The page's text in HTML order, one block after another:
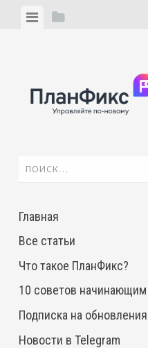
ViewView
Найти:
Главная
Все статьи
Что такое ПланФикс?
10 советов начинающим
Подписка на обновления
Новости в Telegram